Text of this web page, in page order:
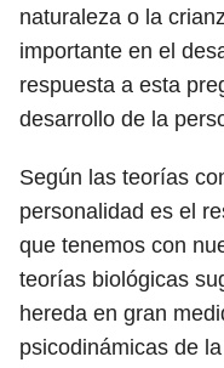
naturaleza o la
importante en el
respuesta a esta
desarrollo de la
Según las teorías
personalidad es el
que tenemos con
teorías biológicas
hereda en gran
psicodinámicas de